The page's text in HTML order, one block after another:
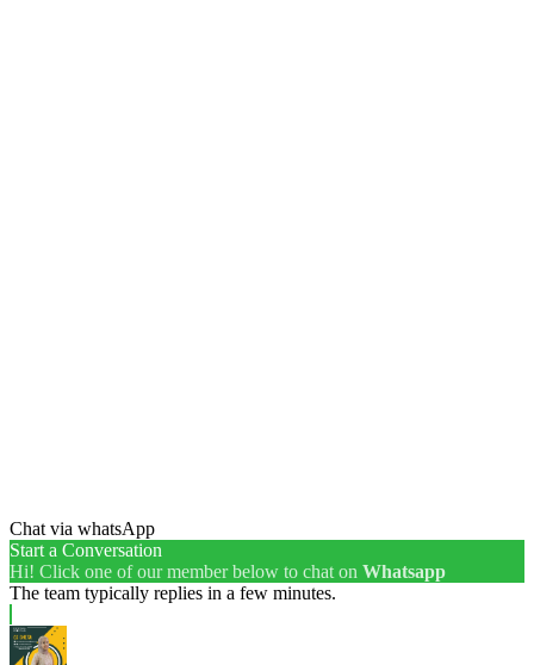
Chat via whatsApp
Start a Conversation
Hi! Click one of our member below to chat on Whatsapp
The team typically replies in a few minutes.